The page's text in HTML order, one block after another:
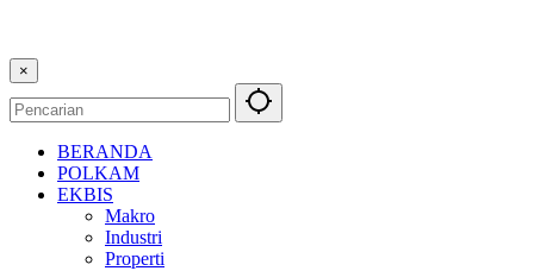
×
BERANDA
POLKAM
EKBIS
Makro
Industri
Properti